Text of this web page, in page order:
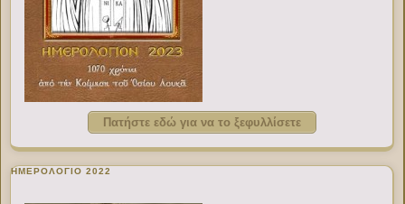
Πατήστε εδώ για να το ξεφυλλίσετε
ΗΜΕΡΟΛΟΓΙΟ 2022